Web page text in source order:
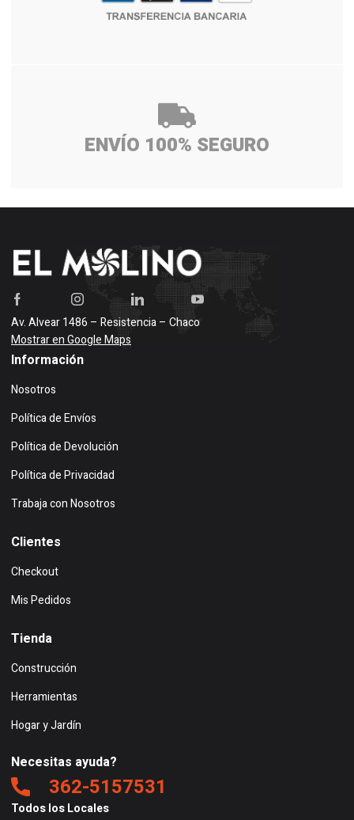
ENVÍO 100% SEGURO
Av. Alvear 1486 – Resistencia – Chaco
Mostrar en Google Maps
Información
Nosotros
Política de Envíos
Política de Devolución
Política de Privacidad
Trabaja con Nosotros
Clientes
Checkout
Mis Pedidos
Tienda
Construcción
Herramientas
Hogar y Jardín
Necesitas ayuda?
362-5157531
Todos los Locales